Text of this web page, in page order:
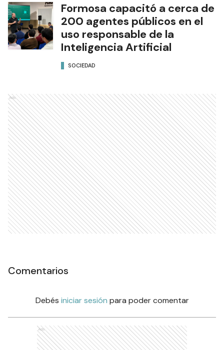
Formosa capacitó a cerca de
200 agentes públicos en el
uso responsable de la
Inteligencia Artificial
SOCIEDAD
Ads
Comentarios
Debés iniciar sesión para poder comentar
Ads